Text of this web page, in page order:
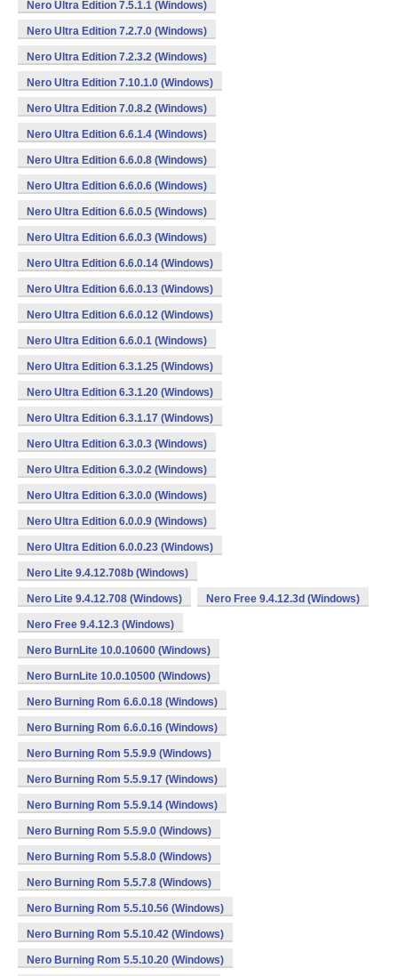
Nero Ultra Edition 7.5.1.1 (Windows)
Nero Ultra Edition 7.2.7.0 (Windows)
Nero Ultra Edition 7.2.3.2 (Windows)
Nero Ultra Edition 7.10.1.0 (Windows)
Nero Ultra Edition 7.0.8.2 (Windows)
Nero Ultra Edition 6.6.1.4 (Windows)
Nero Ultra Edition 6.6.0.8 (Windows)
Nero Ultra Edition 6.6.0.6 (Windows)
Nero Ultra Edition 6.6.0.5 (Windows)
Nero Ultra Edition 6.6.0.3 (Windows)
Nero Ultra Edition 6.6.0.14 (Windows)
Nero Ultra Edition 6.6.0.13 (Windows)
Nero Ultra Edition 6.6.0.12 (Windows)
Nero Ultra Edition 6.6.0.1 (Windows)
Nero Ultra Edition 6.3.1.25 (Windows)
Nero Ultra Edition 6.3.1.20 (Windows)
Nero Ultra Edition 6.3.1.17 (Windows)
Nero Ultra Edition 6.3.0.3 (Windows)
Nero Ultra Edition 6.3.0.2 (Windows)
Nero Ultra Edition 6.3.0.0 (Windows)
Nero Ultra Edition 6.0.0.9 (Windows)
Nero Ultra Edition 6.0.0.23 (Windows)
Nero Lite 9.4.12.708b (Windows)
Nero Lite 9.4.12.708 (Windows) Nero Free 9.4.12.3d (Windows)
Nero Free 9.4.12.3 (Windows)
Nero BurnLite 10.0.10600 (Windows)
Nero BurnLite 10.0.10500 (Windows)
Nero Burning Rom 6.6.0.18 (Windows)
Nero Burning Rom 6.6.0.16 (Windows)
Nero Burning Rom 5.5.9.9 (Windows)
Nero Burning Rom 5.5.9.17 (Windows)
Nero Burning Rom 5.5.9.14 (Windows)
Nero Burning Rom 5.5.9.0 (Windows)
Nero Burning Rom 5.5.8.0 (Windows)
Nero Burning Rom 5.5.7.8 (Windows)
Nero Burning Rom 5.5.10.56 (Windows)
Nero Burning Rom 5.5.10.42 (Windows)
Nero Burning Rom 5.5.10.20 (Windows)